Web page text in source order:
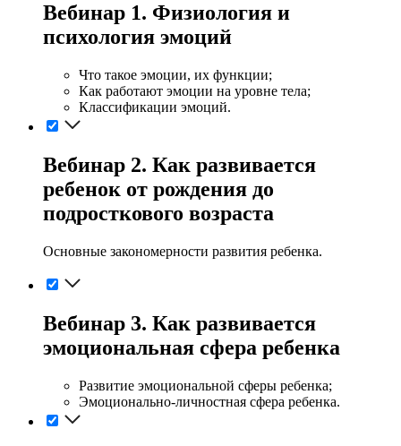
Вебинар 1. Физиология и
психология эмоций
Что такое эмоции, их функции;
Как работают эмоции на уровне тела;
Классификации эмоций.
Вебинар 2. Как развивается
ребенок от рождения до
подросткового возраста
Основные закономерности развития ребенка.
Вебинар 3. Как развивается
эмоциональная сфера ребенка
Развитие эмоциональной сферы ребенка;
Эмоционально-личностная сфера ребенка.